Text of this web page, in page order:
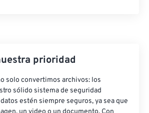
prioridad
solo convertimos archivos: los
sólido sistema de seguridad
estén siempre seguros, ya sea que